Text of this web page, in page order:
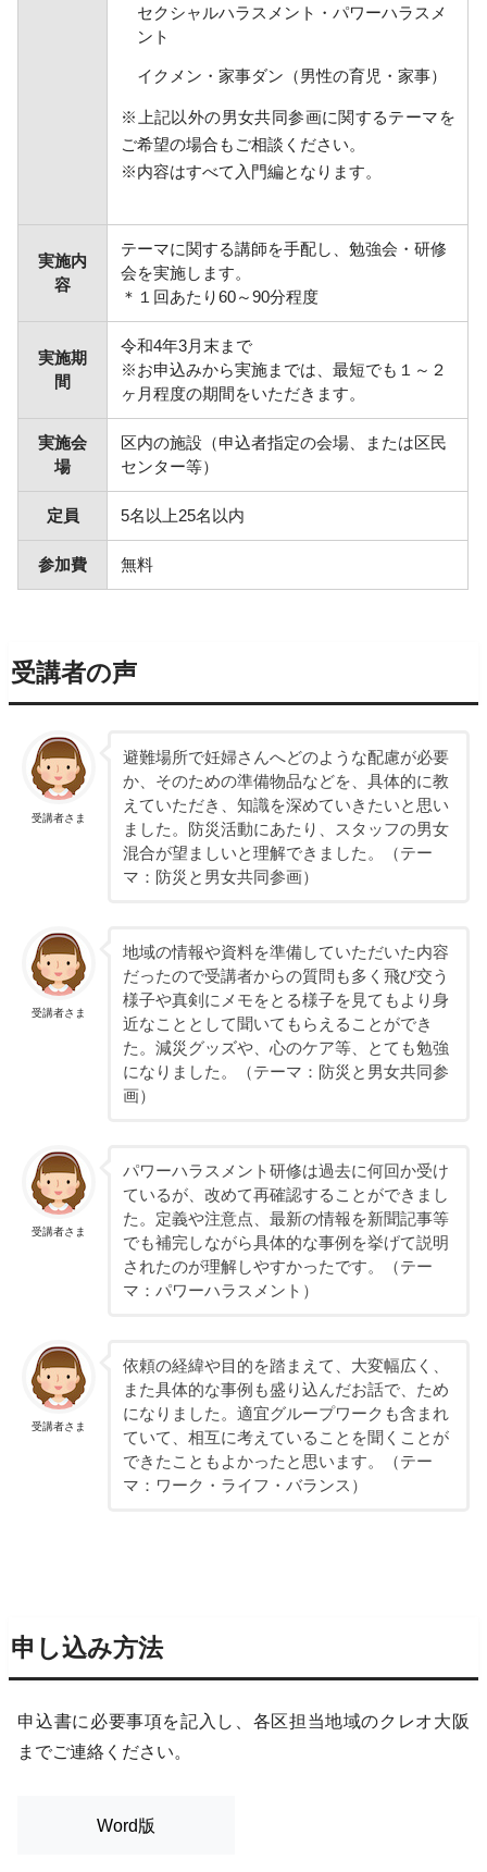
セクシャルハラスメント・パワーハラスメ
ント
イクメン・家事ダン（男性の育児・家事）
※上記以外の男女共同参画に関するテーマを
ご希望の場合もご相談ください。
※内容はすべて入門編となります。
実施内
容
テーマに関する講師を手配し、勉強会・研修
会を実施します。
＊１回あたり60～90分程度
実施期
間
令和4年3月末まで
※お申込みから実施までは、最短でも１～２
ヶ月程度の期間をいただきます。
実施会
場
区内の施設（申込者指定の会場、または区民
センター等）
定員 5名以上25名以内
参加費 無料
受講者の声
受講者さま
避難場所で妊婦さんへどのような配慮が必要
か、そのための準備物品などを、具体的に教
えていただき、知識を深めていきたいと思い
ました。防災活動にあたり、スタッフの男女
混合が望ましいと理解できました。（テー
マ：防災と男女共同参画）
受講者さま
地域の情報や資料を準備していただいた内容
だったので受講者からの質問も多く飛び交う
様子や真剣にメモをとる様子を見てもより身
近なこととして聞いてもらえることができ
た。減災グッズや、心のケア等、とても勉強
になりました。（テーマ：防災と男女共同参
画）
受講者さま
パワーハラスメント研修は過去に何回か受け
ているが、改めて再確認することができまし
た。定義や注意点、最新の情報を新聞記事等
でも補完しながら具体的な事例を挙げて説明
されたのが理解しやすかったです。（テー
マ：パワーハラスメント）
受講者さま
依頼の経緯や目的を踏まえて、大変幅広く、
また具体的な事例も盛り込んだお話で、ため
になりました。適宜グループワークも含まれ
ていて、相互に考えていることを聞くことが
できたこともよかったと思います。（テー
マ：ワーク・ライフ・バランス）
申し込み方法
申込書に必要事項を記入し、各区担当地域のクレオ大阪
までご連絡ください。
Word版